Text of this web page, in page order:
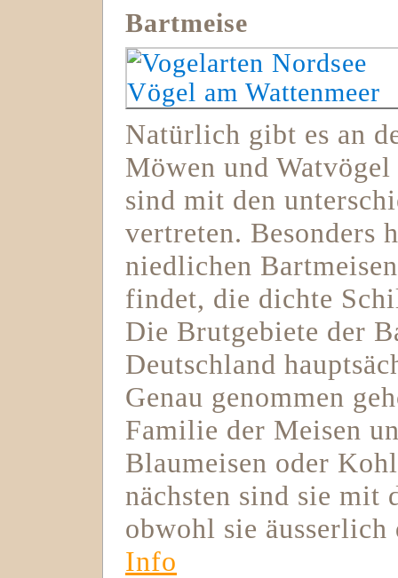
Bartmeise
Natürlich gibt es an
Möwen und
sind mit den
vertreten. Besonders
niedlichen
findet, die dichte
Die Brutgebiete der
Deutschland
Genau genommen
Familie der Meisen
Blaumeisen oder
nächsten sind sie mit
obwohl sie
Info